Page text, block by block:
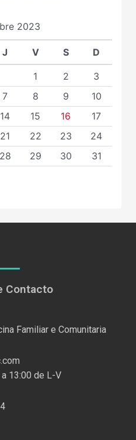
2023
J V S D
1 2
3
7 8 9
10
14 15 16
17
21 22 23
24
28 29 30 31
Contacto
Familiar e Comunitaria
13:00 de L-V